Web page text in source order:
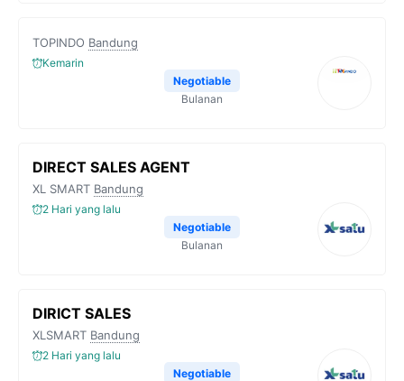
TOPINDO Bandung
Kemarin
Negotiable
Bulanan
DIRECT SALES AGENT
XL SMART Bandung
2 Hari yang lalu
Negotiable
Bulanan
DIRICT SALES
XLSMART Bandung
2 Hari yang lalu
Negotiable